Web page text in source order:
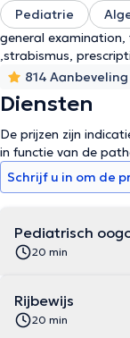
Pediatrie
general
,strabismus,
814
Diensten
De prijzen zijn
in functie van de
Schrijf u in om de
Pediatrisch
20 min
Rijbewijs
20 min